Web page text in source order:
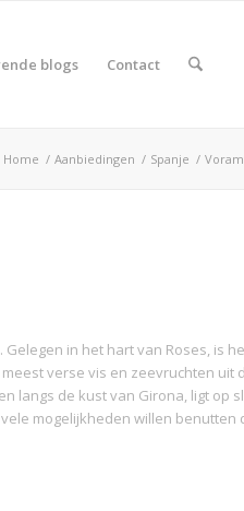
blogs Contact
Home / Aanbiedingen / Spanje /
in het hart van Roses, is
verse vis en zeevruchten uit
langs de kust van Girona, ligt op
mogelijkheden willen benutten